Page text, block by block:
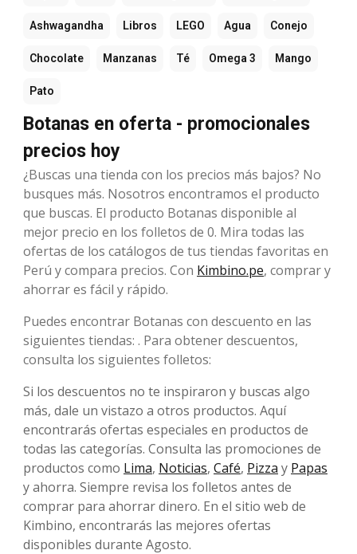
Ashwagandha Libros LEGO Agua Conejo
Chocolate Manzanas Té Omega 3 Mango
Pato
Botanas en oferta - promocionales
precios hoy
¿Buscas una tienda con los precios más bajos? No
busques más. Nosotros encontramos el producto
que buscas. El producto Botanas disponible al
mejor precio en los folletos de 0. Mira todas las
ofertas de los catálogos de tus tiendas favoritas en
Perú y compara precios. Con Kimbino.pe, comprar y
ahorrar es fácil y rápido.
Puedes encontrar Botanas con descuento en las
siguientes tiendas: . Para obtener descuentos,
consulta los siguientes folletos:
Si los descuentos no te inspiraron y buscas algo
más, dale un vistazo a otros productos. Aquí
encontrarás ofertas especiales en productos de
todas las categorías. Consulta las promociones de
productos como Lima, Noticias, Café, Pizza y Papas
y ahorra. Siempre revisa los folletos antes de
comprar para ahorrar dinero. En el sitio web de
Kimbino, encontrarás las mejores ofertas
disponibles durante Agosto.